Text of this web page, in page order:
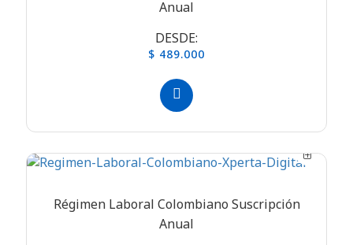
Anual
DESDE:
$ 489.000
Régimen Laboral Colombiano Suscripción
Anual